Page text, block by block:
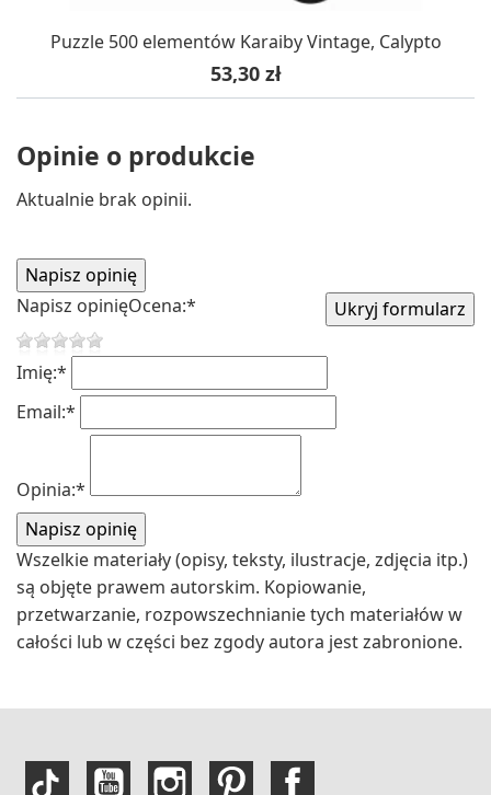
Puzzle 500 elementów Karaiby Vintage, Calypto
Cena
53,30 zł
Opinie o produkcie
Aktualnie brak opinii.
Napisz opinięOcena:*
Imię:*
Email:*
Opinia:*
Wszelkie materiały (opisy, teksty, ilustracje, zdjęcia itp.)
są objęte prawem autorskim. Kopiowanie,
przetwarzanie, rozpowszechnianie tych materiałów w
całości lub w części bez zgody autora jest zabronione.